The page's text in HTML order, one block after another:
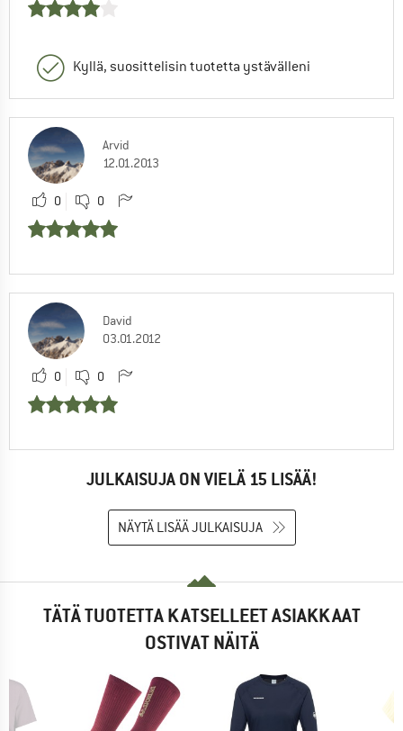
Kyllä, suosittelisin tuotetta ystävälleni
Arvid
12.01.2013
0 0
David
03.01.2012
0 0
JULKAISUJA ON VIELÄ 15 LISÄÄ!
NÄYTÄ LISÄÄ JULKAISUJA
TÄTÄ TUOTETTA KATSELLEET ASIAKKAAT
OSTIVAT NÄITÄ